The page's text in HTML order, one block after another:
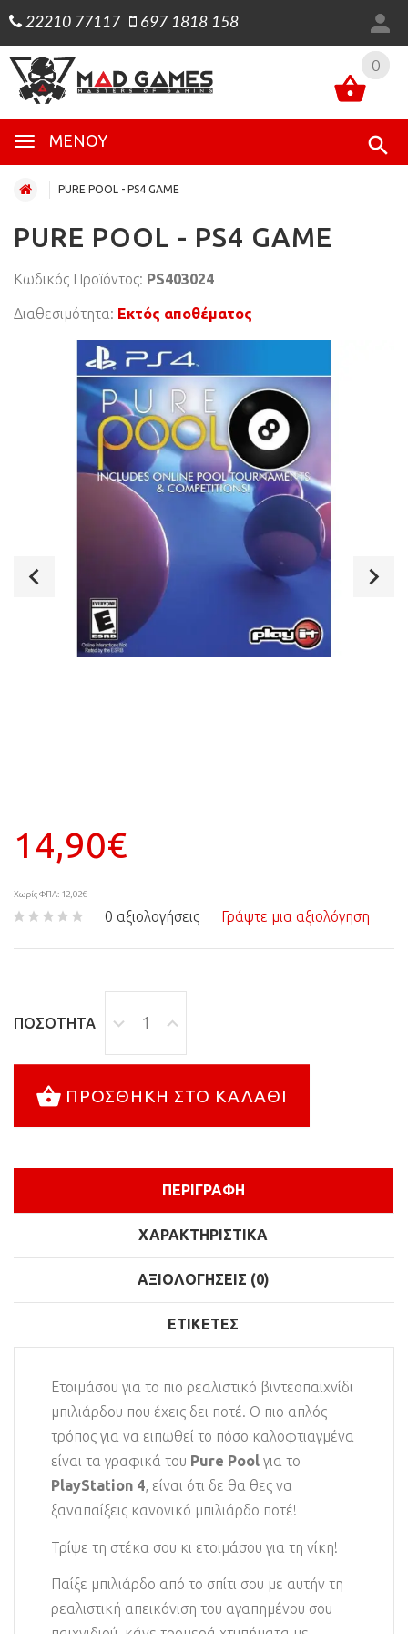
22210 77117 697 1818 158
0
ΜΕΝΟΎ
0
PURE POOL - PS4 GAME
PURE POOL - PS4 GAME
Κωδικός Προϊόντος: PS403024
Διαθεσιμότητα: Εκτός αποθέματος
14,90€
Χωρίς ΦΠΑ: 12,02€
0 αξιολογήσεις Γράψτε μια αξιολόγηση
ΠΟΣΌΤΗΤΑ
ΠΡΟΣΘΉΚΗ ΣΤΟ ΚΑΛΆΘΙ
ΠΕΡΙΓΡΑΦΉ
ΧΑΡΑΚΤΗΡΙΣΤΙΚΆ
ΑΞΙΟΛΟΓΉΣΕΙΣ (0)
ΕΤΙΚΈΤΕΣ
Ετοιμάσου για το πιο ρεαλιστικό βιντεοπαιχνίδι
μπιλιάρδου που έχεις δει ποτέ. Ο πιο απλός
τρόπος για να ειπωθεί το πόσο καλοφτιαγμένα
είναι τα γραφικά του Pure Pool για το
PlayStation 4, είναι ότι δε θα θες να
ξαναπαίξεις κανονικό μπιλιάρδο ποτέ!
Τρίψε τη στέκα σου κι ετοιμάσου για τη νίκη!
Παίξε μπιλιάρδο από το σπίτι σου με αυτήν τη
ρεαλιστική απεικόνιση του αγαπημένου σου